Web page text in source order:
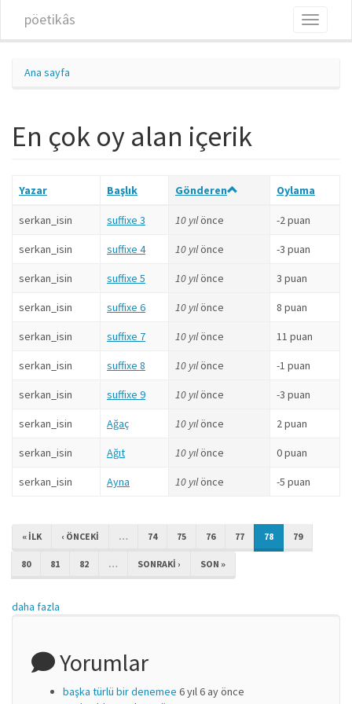
pöetikâs
Toggle
Ana sayfa
En çok oy alan içerik
Yazar Başlık Gönderen Oylama
serkan_isin suffixe 3 10 yılönce -2 puan
serkan_isin suffixe 4 10 yılönce -3 puan
serkan_isin suffixe 5 10 yılönce 3 puan
serkan_isin suffixe 6 10 yılönce 8 puan
serkan_isin suffixe 7 10 yılönce 11 puan
serkan_isin suffixe 8 10 yılönce -1 puan
serkan_isin suffixe 9 10 yılönce -3 puan
serkan_isin Ağaç 10 yılönce 2 puan
serkan_isin Ağıt 10 yılönce 0 puan
serkan_isin Ayna 10 yılönce -5 puan
« ILK ‹ ÖNCEKI … 74 75 76 77 78 79
80 81 82 … SONRAKI › SON »
daha fazla
Yorumlar
başka türlü bir denemee 6 yıl 6 ay önce